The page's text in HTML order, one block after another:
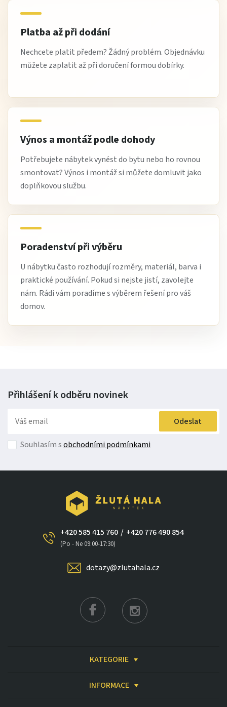
Platba až při dodání
Nechcete platit předem? Žádný problém. Objednávku
můžete zaplatit až při doručení formou dobírky.
Výnos a montáž podle dohody
Potřebujete nábytek vynést do bytu nebo ho rovnou
smontovat? Výnos i montáž si můžete domluvit jako
doplňkovou službu.
Poradenství při výběru
U nábytku často rozhodují rozměry, materiál, barva i
praktické používání. Pokud si nejste jistí, zavolejte
nám. Rádi vám poradíme s výběrem řešení pro váš
domov.
Přihlášení k odběru novinek
Odeslat
Souhlasím sobchodními podmínkami
+420 585 415 760
(Po - Ne 09:00-17:30)
/ +420 776 490 854
dotazy@zlutahala.cz
KATEGORIE
INFORMACE